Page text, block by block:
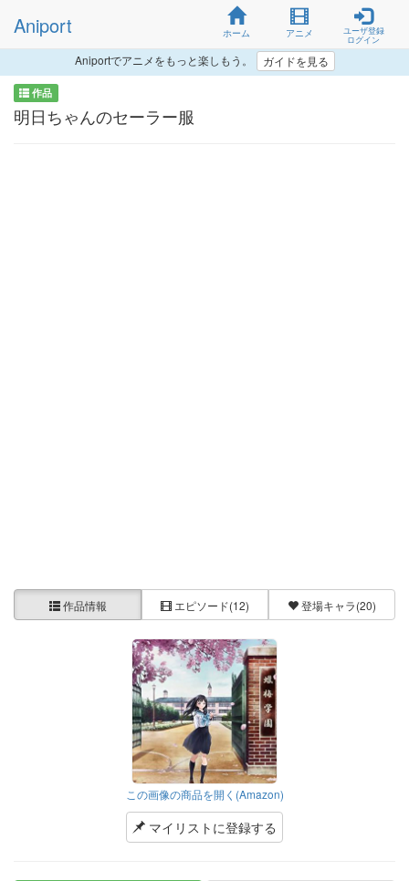
Aniport ホーム アニメ
ユーザ登録
ログイン
Aniportでアニメをもっと楽しもう。 ガイドを見る
作品
明日ちゃんのセーラー服
作品情報 エピソード(12) 登場キャラ(20)
この画像の商品を開く(Amazon)
マイリストに登録する